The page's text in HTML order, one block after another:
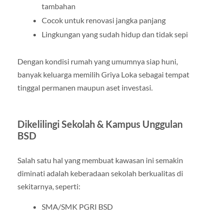
tambahan
Cocok untuk renovasi jangka panjang
Lingkungan yang sudah hidup dan tidak sepi
Dengan kondisi rumah yang umumnya siap huni,
banyak keluarga memilih Griya Loka sebagai tempat
tinggal permanen maupun aset investasi.
Dikelilingi Sekolah & Kampus Unggulan
BSD
Salah satu hal yang membuat kawasan ini semakin
diminati adalah keberadaan sekolah berkualitas di
sekitarnya, seperti:
SMA/SMK PGRI BSD